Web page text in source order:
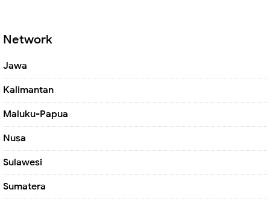
Network
Jawa
Kalimantan
Maluku-Papua
Nusa
Sulawesi
Sumatera